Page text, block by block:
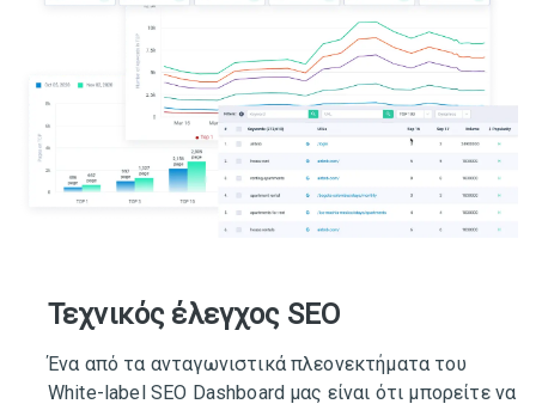
Τεχνικός έλεγχος SEO
Ένα από τα ανταγωνιστικά πλεονεκτήματα του
White-label SEO Dashboard μας είναι ότι μπορείτε να